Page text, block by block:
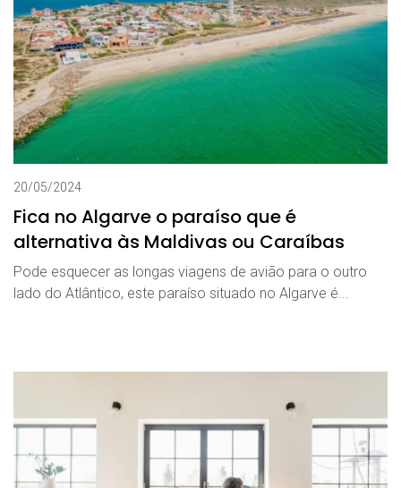
20/05/2024
Fica no Algarve o paraíso que é
alternativa às Maldivas ou Caraíbas
Pode esquecer as longas viagens de avião para o outro
lado do Atlântico, este paraíso situado no Algarve é...